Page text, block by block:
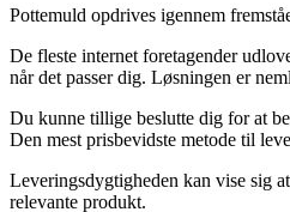
Pottemuld opdrives igennem
De fleste internet foretagender
når det passer dig. Løsningen er
Du kunne tillige beslutte dig for at
Den mest prisbevidste metode til
Leveringsdygtigheden kan vise sig
relevante produkt.